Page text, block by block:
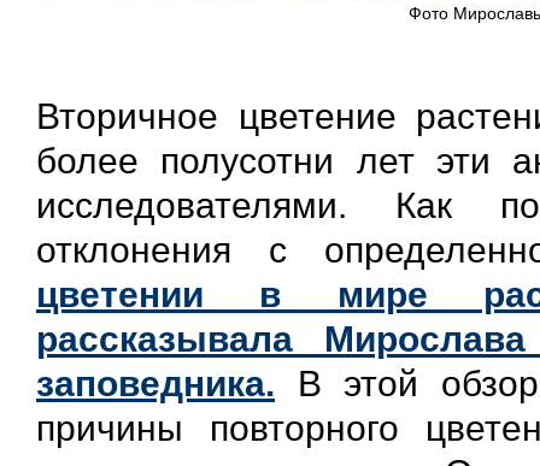
Фото
Вторичное цветение
более полусотни лет эти
исследователями. Как
отклонения с
цветении в мире
рассказывала
заповедника.
В этой
причины повторного